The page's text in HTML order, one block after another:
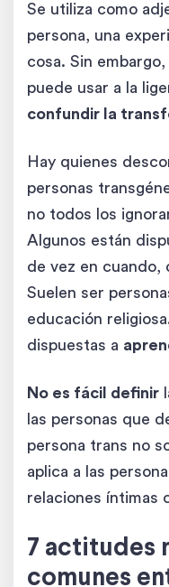
Se utiliza como
persona, una
cosa. Sin
puede usar a la
confundir la
Hay quienes
personas
no todos los
Algunos están
de vez en cuando,
Suelen ser
educación
dispuestas a
No es fácil definir
las personas que
persona trans no
aplica a las
relaciones íntimas
7 actitudes
comunes